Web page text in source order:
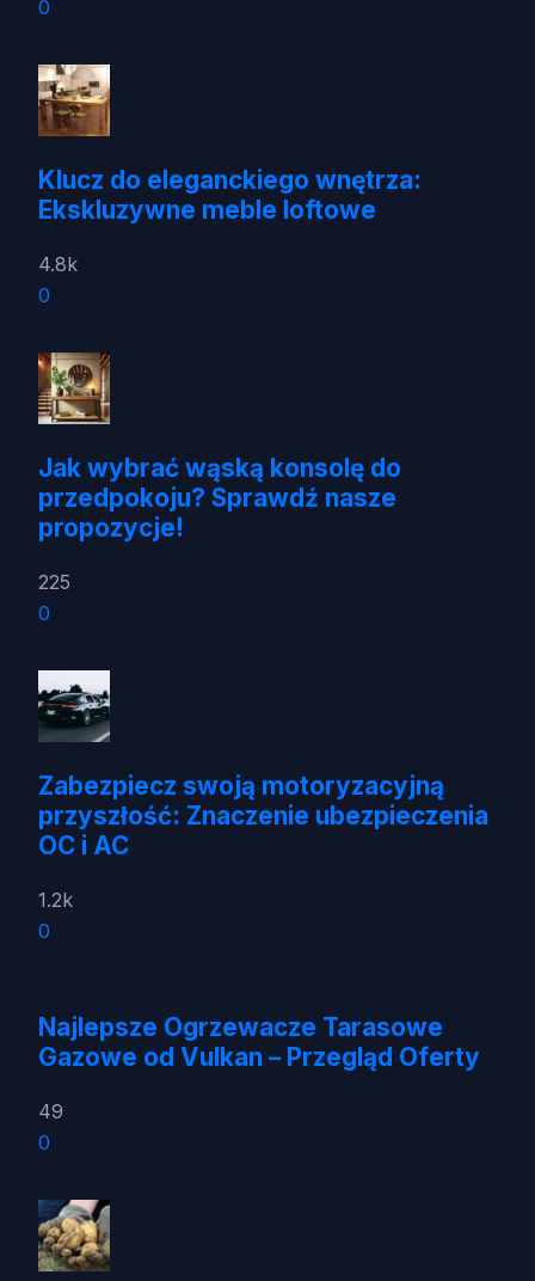
0
Klucz do eleganckiego wnętrza:
Ekskluzywne meble loftowe
4.8k
0
Jak wybrać wąską konsolę do
przedpokoju? Sprawdź nasze
propozycje!
225
0
Zabezpiecz swoją motoryzacyjną
przyszłość: Znaczenie ubezpieczenia
OC i AC
1.2k
0
Najlepsze Ogrzewacze Tarasowe
Gazowe od Vulkan – Przegląd Oferty
49
0